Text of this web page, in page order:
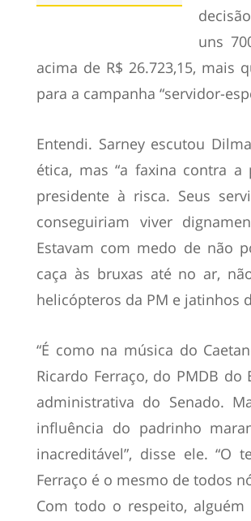
uns
acima de R$ 26.723,15, mais
para a campanha “servidor-
Entendi. Sarney escutou
ética, mas “a faxina contra a
presidente à risca. Seus
conseguiriam viver
Estavam com medo de não
caça às bruxas até no ar,
helicópteros da PM e jatinhos
“É como na música do
Ricardo Ferraço, do PMDB
administrativa do Senado.
influência do padrinho
inacreditável”, disse ele. “O
Ferraço é o mesmo de todos
Com todo o respeito,